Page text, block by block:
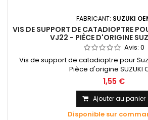
FABRICANT: SUZUKI
VIS DE SUPPORT DE CATADIOPTRE
VJ22 - PIÈCE D'ORIGINE
Avis: 0
Vis de support de catadioptre pour
Pièce d'origine SUZUKI
1,55 €
Ajouter au panier
Disponible sur